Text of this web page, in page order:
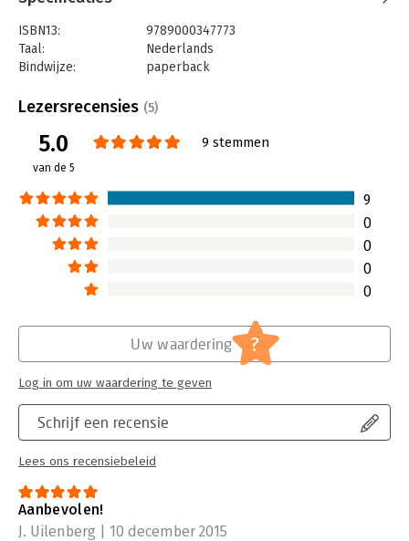
ISBN13:
9789000347773
Taal:
Nederlands
Bindwijze:
paperback
Uitgever:
Unieboek | Het Spectrum
Verschijningsdatum:
23-5-2018
Hoofdrubriek:
Lezersrecensies (5)
5.0
van de 5
9 stemmen
9
0
0
0
0
Schrijf een recensie
Lees ons recensiebeleid
Uw waardering ?
Log in om uw waardering te geven
Aanbevolen!
J. Uilenberg | 10 december 2015